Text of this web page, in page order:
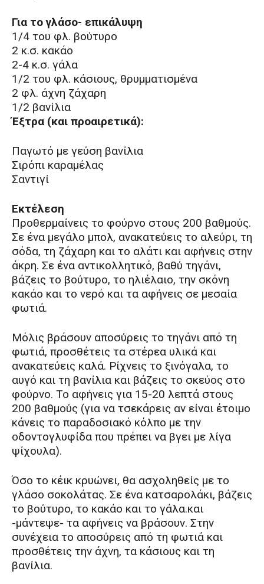
Για το γλάσο- επικάλυψη
1/4 του φλ. βούτυρο
2 κ.σ. κακάο
2-4 κ.σ. γάλα
1/2 του φλ. κάσιους, θρυμματισμένα
2 φλ. άχνη ζάχαρη
1/2 βανίλια
Έξτρα (και προαιρετικά):
Παγωτό με γεύση βανίλια
Σιρόπι καραμέλας
Σαντιγί
Εκτέλεση
Προθερμαίνεις το φούρνο στους 200 βαθμούς.
Σε ένα μεγάλο μπολ, ανακατεύεις το αλεύρι, τη
σόδα, τη ζάχαρη και το αλάτι και αφήνεις στην
άκρη. Σε ένα αντικολλητικό, βαθύ τηγάνι,
βάζεις το βούτυρο, το ηλιέλαιο, την σκόνη
κακάο και το νερό και τα αφήνεις σε μεσαία
φωτιά.
Μόλις βράσουν αποσύρεις το τηγάνι από τη
φωτιά, προσθέτεις τα στέρεα υλικά και
ανακατεύεις καλά. Ρίχνεις το ξινόγαλα, το
αυγό και τη βανίλια και βάζεις το σκεύος στο
φούρνο. Το αφήνεις για 15-20 λεπτά στους
200 βαθμούς (για να τσεκάρεις αν είναι έτοιμο
κάνεις το παραδοσιακό κόλπο με την
οδοντογλυφίδα που πρέπει να βγει με λίγα
ψίχουλα).
Όσο το κέικ κρυώνει, θα ασχοληθείς με το
γλάσο σοκολάτας. Σε ένα κατσαρολάκι, βάζεις
το βούτυρο, το κακάο και το γάλα.και
-μάντεψε- τα αφήνεις να βράσουν. Στην
συνέχεια το αποσύρεις από τη φωτιά και
προσθέτεις την άχνη, τα κάσιους και τη
βανίλια.